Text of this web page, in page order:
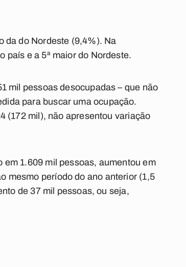
da do Nordeste (9,4%). Na
país e a 5ª maior do Nordeste.
mil pessoas desocupadas – que não
para buscar uma ocupação.
(172 mil), não apresentou variação
1.609 mil pessoas, aumentou em
mesmo período do ano anterior (1,5
de 37 mil pessoas, ou seja,